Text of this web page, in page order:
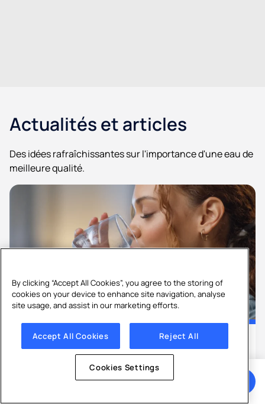
Actualités et articles
Des idées rafraîchissantes sur l'importance d'une eau de
meilleure qualité.
Adoucisseur d'eau
Eau calcaire
Santé & Bien-être
L’eau calcaire est-elle mauvaise pour la
By clicking “Accept All Cookies”, you agree to the storing of
cookies on your device to enhance site navigation, analyse
site usage, and assist in our marketing efforts.
Accept All Cookies Reject All
Cookies Settings
Obtenir un devis